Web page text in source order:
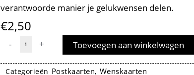
verantwoorde manier je gelukwensen delen.
€2,50
-
Wenskaarten
Hope
+ Toevoegen aan winkelwagen
Categorieën Postkaarten, Wenskaarten